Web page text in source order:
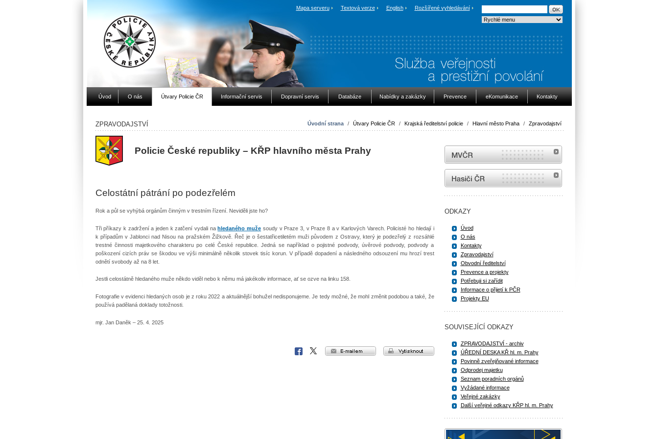
Mapa serveru Textová verze English Rozšířené vyhledávání
Úvod O nás Útvary Policie ČR Informační servis Dopravní servis Databáze Nabídky a zakázky Prevence eKomunikace Kontakty
Úvodní strana / Útvary Policie ČR / Krajská ředitelství policie / Hlavní město Praha / Zpravodajství
ZPRAVODAJSTVÍ
Policie České republiky – KŘP hlavního města Prahy
Celostátní pátrání po podezřelém
Rok a půl se vyhýbá orgánům činným v trestním řízení. Neviděli jste ho?
Tři příkazy k zadržení a jeden k zatčení vydali nahledaného muže soudy v Praze 3, v Praze 8 a v Karlových Varech. Policisté ho hledají i
k případům v Jablonci nad Nisou na pražském Žižkově. Řeč je o šestatřicetiletém muži původem z Ostravy, který je podezřelý z rozsáhlé
trestné činnosti majetkového charakteru po celé České republice. Jedná se například o pojistné podvody, úvěrové podvody, podvody a
poškození cizích práv se škodou ve výši minimálně několik stovek tisíc korun. V případě dopadení a následného odsouzení mu hrozí trest
odnětí svobody až na 8 let.
Jestli celostátně hledaného muže někdo viděl nebo k němu má jakékoliv informace, ať se ozve na linku 158.
Fotografie v evidenci hledaných osob je z roku 2022 a aktuálnější bohužel nedisponujeme. Je tedy možné, že mohl změnit podobou a také, že
používá padělaná doklady totožnosti.
mjr. Jan Daněk – 25. 4. 2025
vytisknout
e-mailem
X
Facebook
MVČR
internetové stránky Hasiči ČR
ODKAZY
Úvod
O nás
Kontakty
Zpravodajství
Obvodní ředitelství
Prevence a projekty
Potřebuji si zařídit
Informace o přijetí k PČR
Projekty EU
SOUVISEJÍCÍ ODKAZY
ZPRAVODAJSTVÍ - archiv
ÚŘEDNÍ DESKA KŘ hl. m. Prahy
Povinně zveřejňované informace
Odprodej majetku
Seznam poradních orgánů
Vyžádané informace
Veřejné zakázky
Další veřejné odkazy KŘP hl. m. Prahy